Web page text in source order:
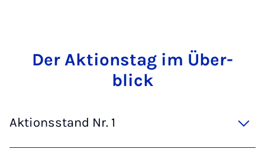
Der Ak­ti­ons­tag im Über­
blick
Aktionsstand Nr. 1